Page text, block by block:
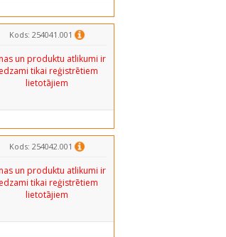
Kods: 254041.001
un produktu atlikumi ir
tikai reģistrētiem
lietotājiem
Kods: 254042.001
un produktu atlikumi ir
tikai reģistrētiem
lietotājiem